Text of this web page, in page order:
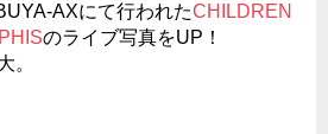
AXにて行われたCHILDREN
のライブ写真をUP！
。